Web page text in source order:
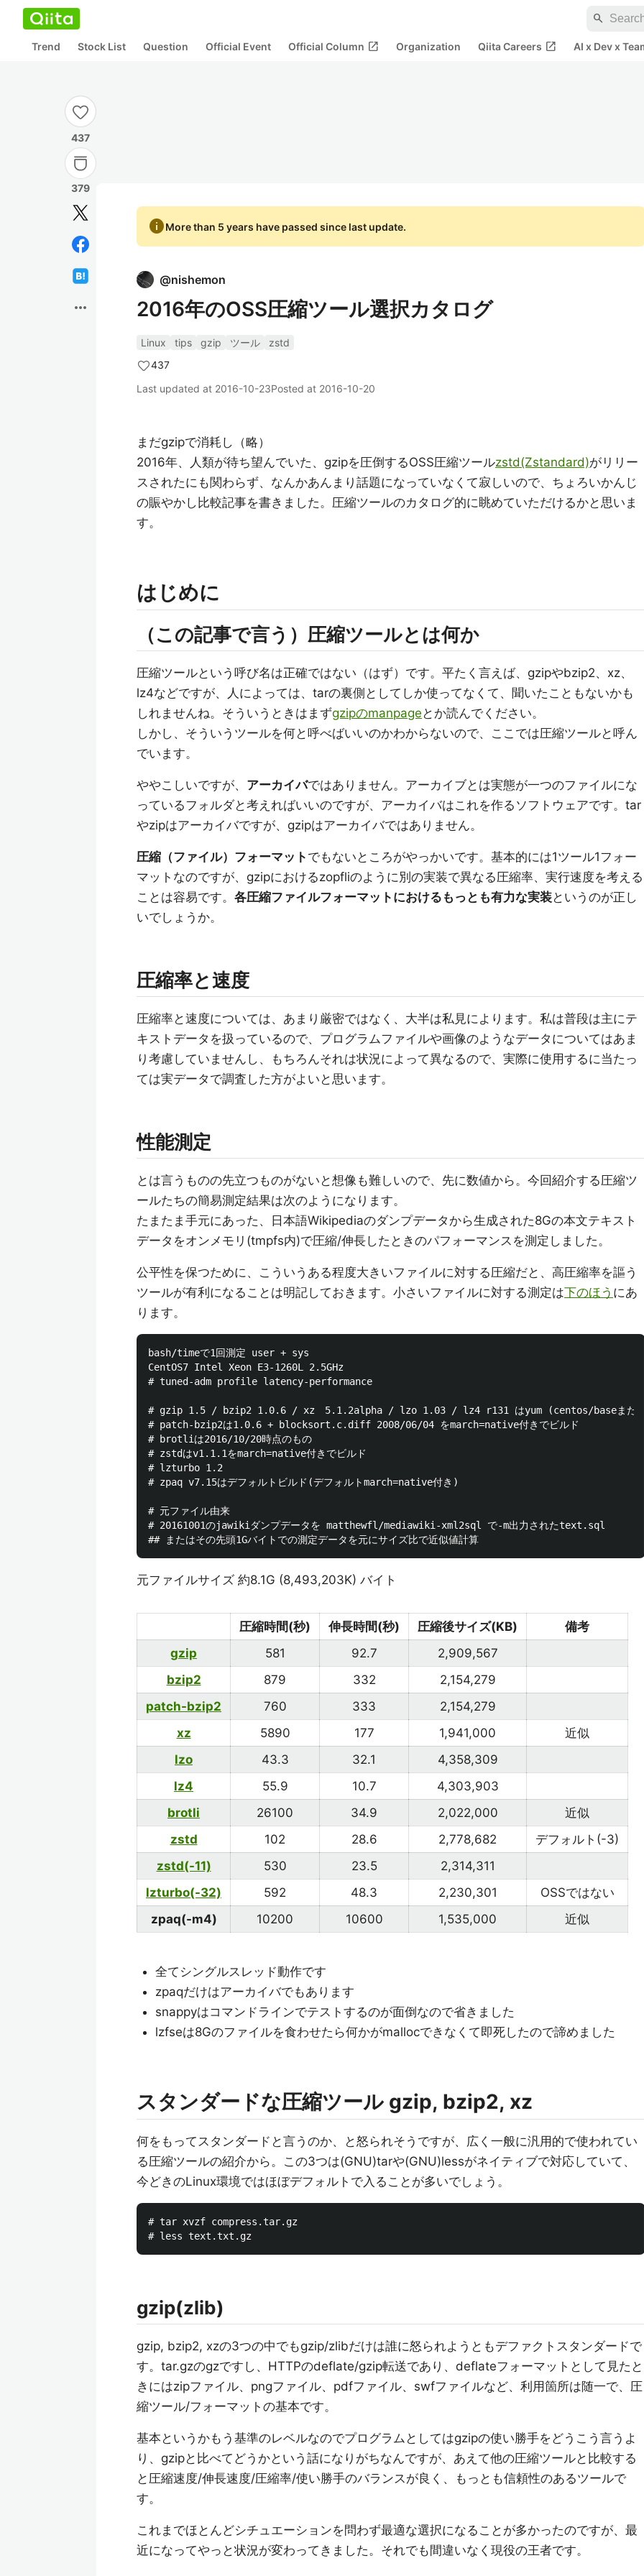
search
Trend Stock List Question Official Event Official Column open_in_new Organization Qiita Careers open_in_new AI x Dev x
437
379
more_horiz
infoMore than 5 years have passed since last update.
@nishemon
2016年のOSS圧縮ツール選択カタログ
Linux tips gzip ツール
zstd
437
Last updated at 2016-10-23Posted at 2016-10-20
まだgzipで消耗し（略）
2016年、人類が待ち望んでいた、gzipを圧倒するOSS圧縮ツールzstd(Zstandard)がリリー
スされたにも関わらず、なんかあんまり話題になっていなくて寂しいので、ちょろいかんじ
の賑やかし比較記事を書きました。圧縮ツールのカタログ的に眺めていただけるかと思いま
す。
はじめに
（この記事で言う）圧縮ツールとは何か
圧縮ツールという呼び名は正確ではない（はず）です。平たく言えば、gzipやbzip2、xz、
lz4などですが、人によっては、tarの裏側としてしか使ってなくて、聞いたこともないかも
しれませんね。そういうときはまずgzipのmanpage とか読んでください。
しかし、そういうツールを何と呼べばいいのかわからないので、ここでは圧縮ツールと呼ん
でいます。
ややこしいですが、 アーカイバではありません。アーカイブとは実態が一つのファイルにな
っているフォルダと考えればいいのですが、アーカイバはこれを作るソフトウェアです。tar
やzipはアーカイバですが、gzipはアーカイバではありません。
圧縮（ファイル）フォーマット でもないところがやっかいです。基本的には1ツール1フォー
マットなのですが、gzipにおけるzopfliのように別の実装で異なる圧縮率、実行速度を考える
ことは容易です。 各圧縮ファイルフォーマットにおけるもっとも有力な実装というのが正し
いでしょうか。
圧縮率と速度
圧縮率と速度については、あまり厳密ではなく、大半は私見によります。私は普段は主にテ
キストデータを扱っているので、プログラムファイルや画像のようなデータについてはあま
り考慮していませんし、もちろんそれは状況によって異なるので、実際に使用するに当たっ
ては実データで調査した方がよいと思います。
性能測定
とは言うものの先立つものがないと想像も難しいので、先に数値から。今回紹介する圧縮ツ
ールたちの簡易測定結果は次のようになります。
たまたま手元にあった、日本語Wikipediaのダンプデータから生成された8Gの本文テキスト
データをオンメモリ(tmpfs内)で圧縮/伸長したときのパフォーマンスを測定しました。
公平性を保つために、こういうある程度大きいファイルに対する圧縮だと、高圧縮率を謳う
ツールが有利になることは明記しておきます。小さいファイルに対する測定は下のほう にあ
ります。
bash/timeで1回測定 user + sys
CentOS7 Intel Xeon E3-1260L 2.5GHz
# tuned-adm profile latency-performance
# gzip 1.5 / bzip2 1.0.6 / xz　5.1.2alpha / lzo 1.03 / lz4 r131 はyum (centos/baseまたは
# patch-bzip2は1.0.6 + blocksort.c.diff 2008/06/04 をmarch=native付きでビルド
# brotliは2016/10/20時点のもの
# zstdはv1.1.1をmarch=native付きでビルド
# lzturbo 1.2
# zpaq v7.15はデフォルトビルド(デフォルトmarch=native付き)
# 元ファイル由来
# 20161001のjawikiダンプデータを matthewfl/mediawiki-xml2sql で-m出力されたtext.sql
元ファイルサイズ 約8.1G (8,493,203K) バイト
圧縮時間(秒) 伸長時間(秒) 圧縮後サイズ(KB)
備考
gzip
581 92.7
2,909,567
bzip2
879 332
2,154,279
patch-bzip2
760 333
2,154,279
xz
5890 177 1,941,000
近似
lzo
43.3 32.1
4,358,309
lz4
55.9 10.7
4,303,903
brotli
26100 34.9 2,022,000
近似
zstd
102 28.6 2,778,682
デフォルト(-3)
zstd(-11)
530 23.5
2,314,311
lzturbo(-32)
592 48.3 2,230,301
OSSではない
zpaq(-m4)
10200 10600 1,535,000 近似
全てシングルスレッド動作です
zpaqだけはアーカイバでもあります
snappyはコマンドラインでテストするのが面倒なので省きました
lzfseは8Gのファイルを食わせたら何かがmallocできなくて即死したので諦めました
スタンダードな圧縮ツール gzip, bzip2, xz
何をもってスタンダードと言うのか、と怒られそうですが、広く一般に汎用的で使われてい
る圧縮ツールの紹介から。この3つは(GNU)tarや(GNU)lessがネイティブで対応していて、
今どきのLinux環境ではほぼデフォルトで入ることが多いでしょう。
# tar xvzf compress.tar.gz
gzip(zlib)
gzip, bzip2, xzの3つの中でもgzip/zlibだけは誰に怒られようともデファクトスタンダードで
す。tar.gzのgzですし、HTTPのdeflate/gzip転送であり、deflateフォーマットとして見たと
きにはzipファイル、pngファイル、pdfファイル、swfファイルなど、利用箇所は随一で、圧
縮ツール/フォーマットの基本です。
基本というかもう基準のレベルなのでプログラムとしてはgzipの使い勝手をどうこう言うよ
り、gzipと比べてどうかという話になりがちなんですが、あえて他の圧縮ツールと比較する
と圧縮速度/伸長速度/圧縮率/使い勝手のバランスが良く、もっとも信頼性のあるツールで
す。
これまでほとんどシチュエーションを問わず最適な選択になることが多かったのですが、最
近になってやっと状況が変わってきました。それでも間違いなく現役の王者です。